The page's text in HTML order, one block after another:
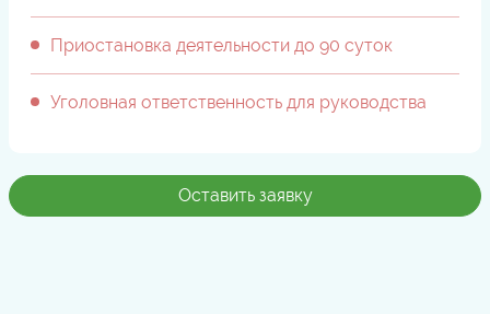
Приостановка деятельности до 90 суток
Уголовная ответственность для руководства
Оставить заявку